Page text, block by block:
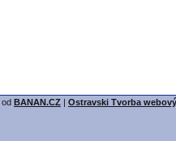
od BANAN.CZ | Ostravski Tvorba